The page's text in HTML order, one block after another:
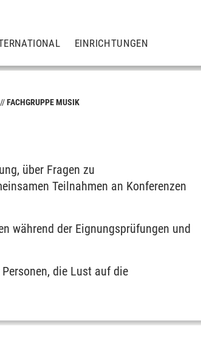
EINRICHTUNGEN
FACHGRUPPE MUSIK
über Fragen zu
Teilnahmen an Konferenzen
während der Eignungsprüfungen und
die Lust auf die